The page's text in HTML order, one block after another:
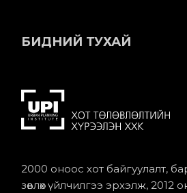
БИДНИЙ ТУХАЙ
2000 оноос хот байгуулалт,
зөвлөх үйлчилгээ эрхэлж, 2012